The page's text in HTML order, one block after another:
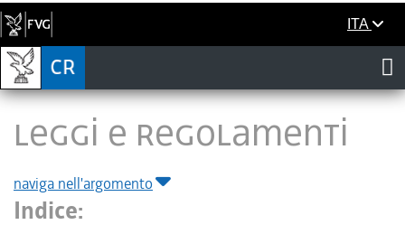
ITA
LEGGI E REGOLAMENTI
naviga nell'argomento
Indice: